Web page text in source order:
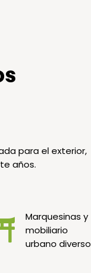
para el exterior,
años.
Marquesinas y
mobiliario
urbano diverso